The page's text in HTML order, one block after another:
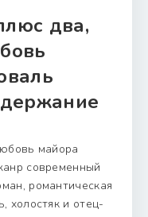
два,
майора
современный
романтическая
холостяк и отец-